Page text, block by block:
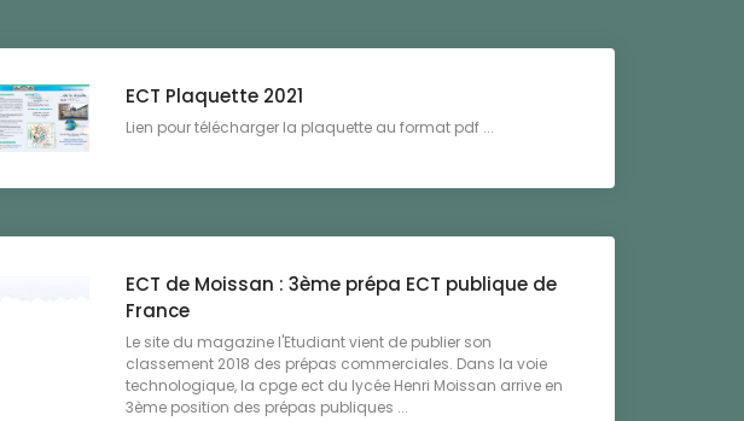
ECT Plaquette 2021
Lien pour télécharger la plaquette au format pdf ...
ECT de Moissan : 3ème prépa ECT publique de
France
Le site du magazine l'Etudiant vient de publier son
classement 2018 des prépas commerciales. Dans la voie
technologique, la cpge ect du lycée Henri Moissan arrive en
3ème position des prépas publiques ...